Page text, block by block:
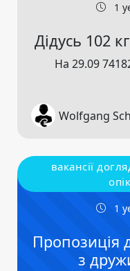
1
Дідусь 102
На 29.09
Wolfgang
1
вакансії
Пропозиція
з